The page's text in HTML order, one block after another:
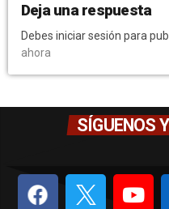
Deja una respuesta
Debes iniciar sesión para
ahora
SÍGUENOS